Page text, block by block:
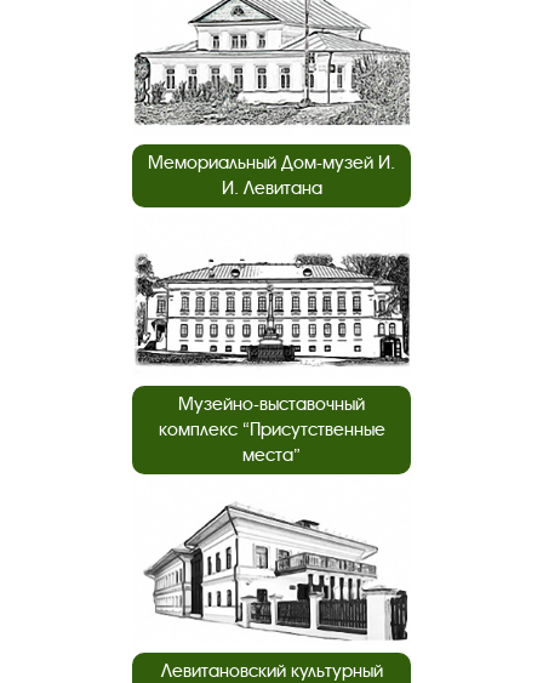
Мемориальный Дом-музей И.
И. Левитана
Музейно-выставочный
комплекс “Присутственные
места”
Левитановский культурный